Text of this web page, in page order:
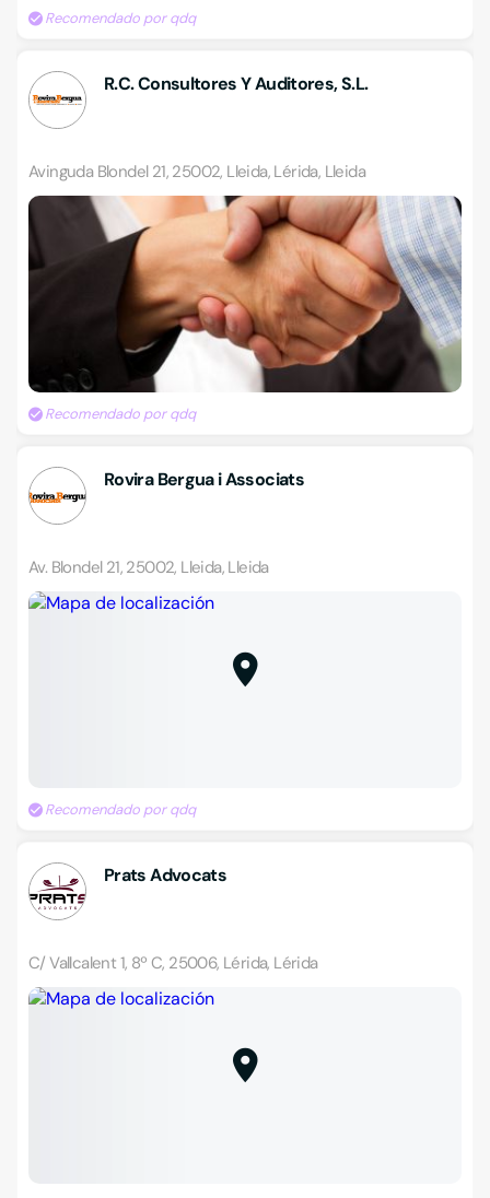
Recomendado por qdq
R.C. Consultores Y Auditores, S.L.
Avinguda Blondel 21, 25002, Lleida, Lérida, Lleida
Recomendado por qdq
Rovira Bergua i Associats
Av. Blondel 21, 25002, Lleida, Lleida
Recomendado por qdq
Prats Advocats
C/ Vallcalent 1, 8º C, 25006, Lérida, Lérida